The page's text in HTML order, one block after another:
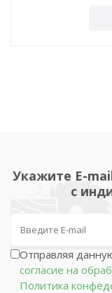
Укажите E-
с
Отправляя
согласие на
Политика